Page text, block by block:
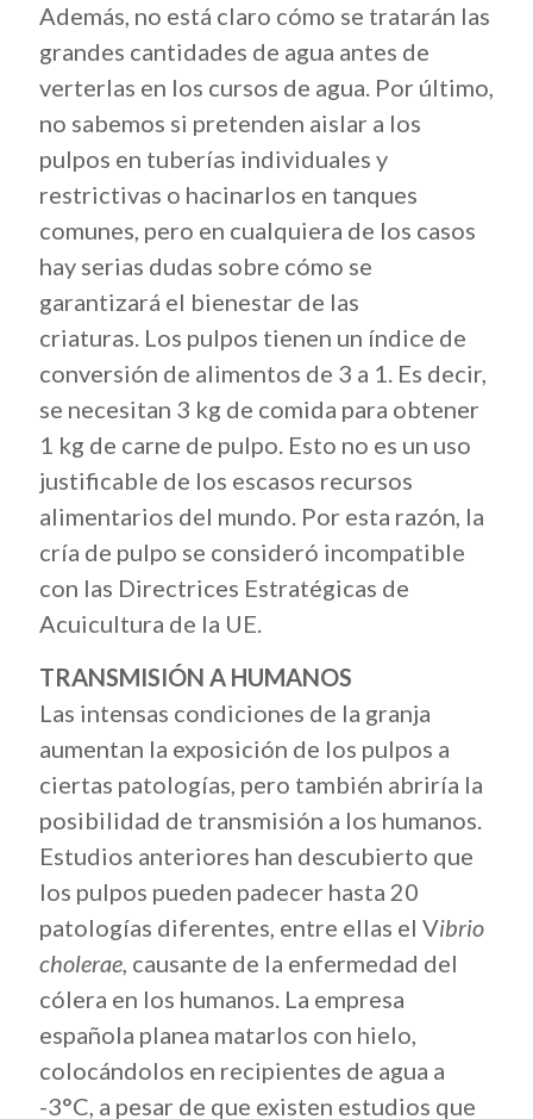
Además, no está claro cómo se tratarán las
grandes cantidades de agua antes de
verterlas en los cursos de agua. Por último,
no sabemos si pretenden aislar a los
pulpos en tuberías individuales y
restrictivas o hacinarlos en tanques
comunes, pero en cualquiera de los casos
hay serias dudas sobre cómo se
garantizará el bienestar de las
criaturas. Los pulpos tienen un índice de
conversión de alimentos de 3 a 1. Es decir,
se necesitan 3 kg de comida para obtener
1 kg de carne de pulpo. Esto no es un uso
justificable de los escasos recursos
alimentarios del mundo. Por esta razón, la
cría de pulpo se consideró incompatible
con las Directrices Estratégicas de
Acuicultura de la UE.
TRANSMISIÓN A HUMANOS
Las intensas condiciones de la granja
aumentan la exposición de los pulpos a
ciertas patologías, pero también abriría la
posibilidad de transmisión a los humanos.
Estudios anteriores han descubierto que
los pulpos pueden padecer hasta 20
patologías diferentes, entre ellas el Vibrio
cholerae, causante de la enfermedad del
cólera en los humanos. La empresa
española planea matarlos con hielo,
colocándolos en recipientes de agua a
-3°C, a pesar de que existen estudios que